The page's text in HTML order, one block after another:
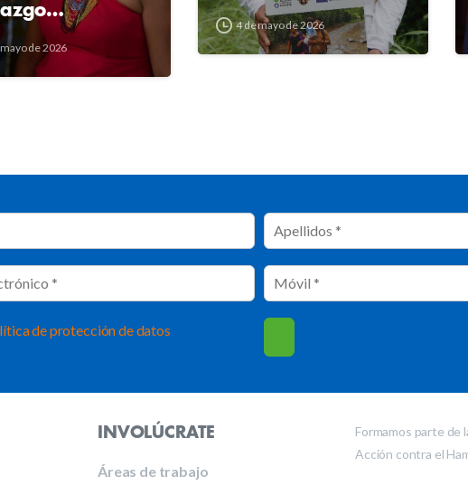
de 2026
4 de mayo de 2026
de protección de datos
INVOLÚCRATE
Áreas de trabajo
Formamos parte de
Acción contra el